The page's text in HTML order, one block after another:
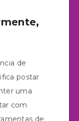
de
postar
uma
com
de